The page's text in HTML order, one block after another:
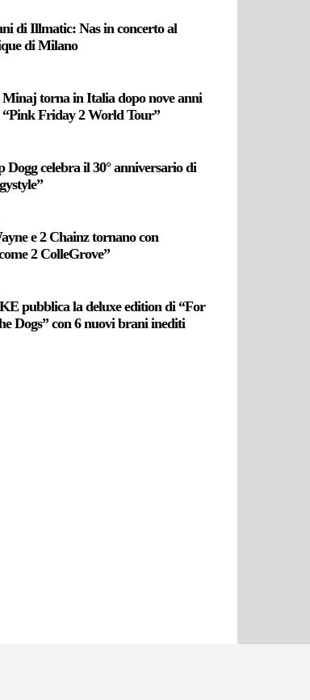
di Illmatic: Nas in concerto al
di Milano
torna in Italia dopo nove anni
“Pink Friday 2 World Tour”
Dogg celebra il 30° anniversario di
e 2 Chainz tornano con
2 ColleGrove”
pubblica la deluxe edition di “For
Dogs” con 6 nuovi brani inediti